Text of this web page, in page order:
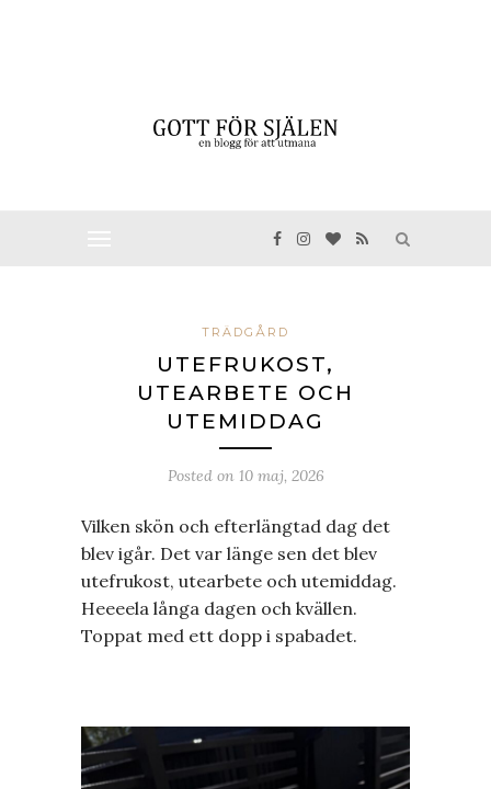
TRÄDGÅRD
UTEFRUKOST,
UTEARBETE OCH
UTEMIDDAG
Posted on 10 maj, 2026
Vilken skön och efterlängtad dag det
blev igår. Det var länge sen det blev
utefrukost, utearbete och utemiddag.
Heeeela långa dagen och kvällen.
Toppat med ett dopp i spabadet.